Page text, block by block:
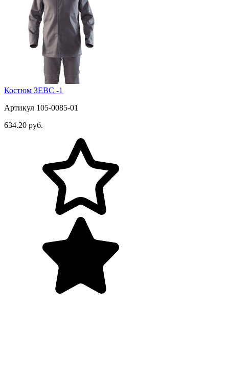
Костюм ЗЕВС -1
Артикул 105-0085-01
634.20 руб.